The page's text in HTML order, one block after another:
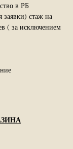
в РБ
заявки) стаж на
( за исключением